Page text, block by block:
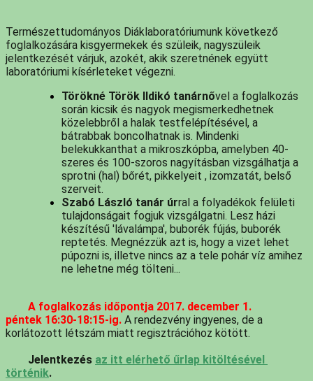
Természettudományos Diáklaboratóriumunk következő
foglalkozására kisgyermekek és szüleik, nagyszüleik
jelentkezését várjuk, azokét, akik szeretnének együtt
laboratóriumi kísérleteket végezni.
Törökné Török Ildikó tanárnővel a foglalkozás
során kicsik és nagyok megismerkedhetnek
közelebbről a halak testfelépítésével, a
bátrabbak boncolhatnak is. Mindenki
belekukkanthat a mikroszkópba, amelyben 40-
szeres és 100-szoros nagyításban vizsgálhatja a
sprotni (hal) bőrét, pikkelyeit , izomzatát, belső
szerveit.
Szabó László tanár úrral a folyadékok felületi
tulajdonságait fogjuk vizsgálgatni. Lesz házi
készítésű 'lávalámpa', buborék fújás, buborék
reptetés. Megnézzük azt is, hogy a vizet lehet
púpozni is, illetve nincs az a tele pohár víz amihez
ne lehetne még tölteni...
A foglalkozás időpontja 2017. december 1.
péntek 16:30-18:15-ig. A rendezvény ingyenes, de a
korlátozott létszám miatt regisztrációhoz kötött.
Jelentkezés az itt elérhető űrlap kitöltésével
történik.